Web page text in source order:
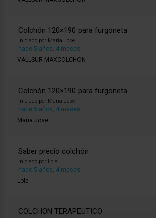
Colchón 120×190 para furgoneta
Iniciado por:Maria Jose
hace 5 años, 4 meses
VALLSUR MAXCOLCHON
Colchón 120×190 para furgoneta
Iniciado por:Maria Jose
hace 5 años, 4 meses
Maria Jose
Saber precio colchón
Iniciado por:Lola
hace 5 años, 4 meses
Lola
COLCHON TERAPEUTICO